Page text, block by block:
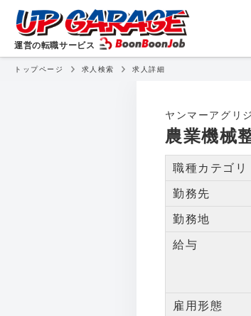
運営の転職サービス
転職・
トップページ 求人検索 求人詳細
ヤンマーアグリ
農業機械
職種カテゴリ
勤務先
勤務地
給与
雇用形態